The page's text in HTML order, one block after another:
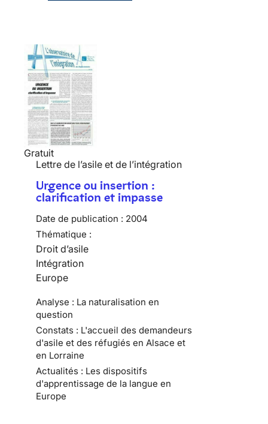
Gratuit
Lettre de l’asile et de l’intégration
Urgence ou insertion :
clarification et impasse
Date de publication : 2004
Thématique :
Droit d’asile
Intégration
Europe
Analyse : La naturalisation en
question
Constats : L'accueil des demandeurs
d'asile et des réfugiés en Alsace et
en Lorraine
Actualités : Les dispositifs
d'apprentissage de la langue en
Europe